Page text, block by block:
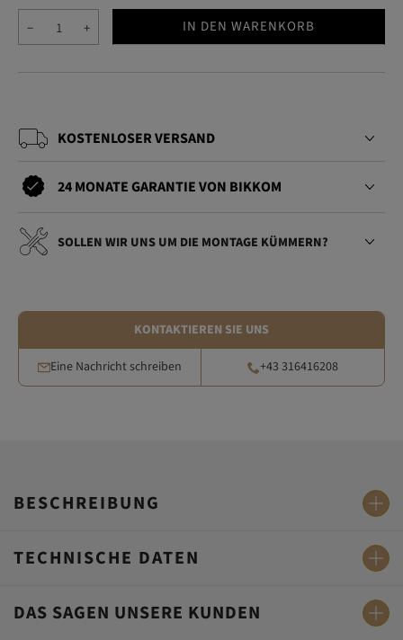
− + IN DEN WARENKORB
KOSTENLOSER VERSAND
24 MONATE GARANTIE VON BIKKOM
SOLLEN WIR UNS UM DIE MONTAGE KÜMMERN?
KONTAKTIEREN SIE UNS
Eine Nachricht schreiben +43 316416208
BESCHREIBUNG
TECHNISCHE DATEN
DAS SAGEN UNSERE KUNDEN